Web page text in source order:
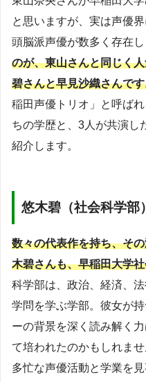
と思いますが、実は声優
頭脳派声優が数多く存在し
のが、東山さんと同じく
碧さんと早見沙織さんで
稲田声優トリオ」と呼ば
ちの学歴と、3人が共演し
紹介します。
悠木碧（社会科学部）
数々の代表作を持ち、そ
木碧さんも、早稲田大学
科学部は、政治、経済、
学問を学ぶ学部。彼女が
ーの背景を深く読み解く
て培われたのかもしれま
多忙な声優活動と学業を